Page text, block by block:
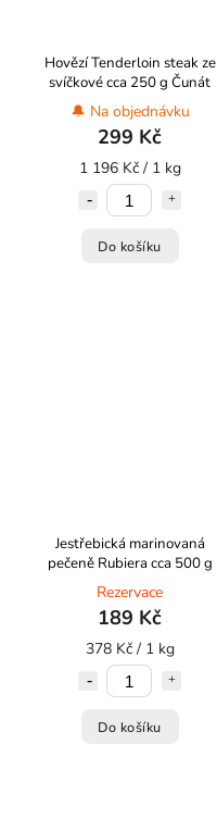
Hovězí Tenderloin steak ze
svíčkové cca 250 g Čunát
🔔 Na objednávku
299 Kč
1 196 Kč / 1 kg
Do košíku
Jestřebická marinovaná
pečeně Rubiera cca 500 g
Rezervace
189 Kč
378 Kč / 1 kg
Do košíku